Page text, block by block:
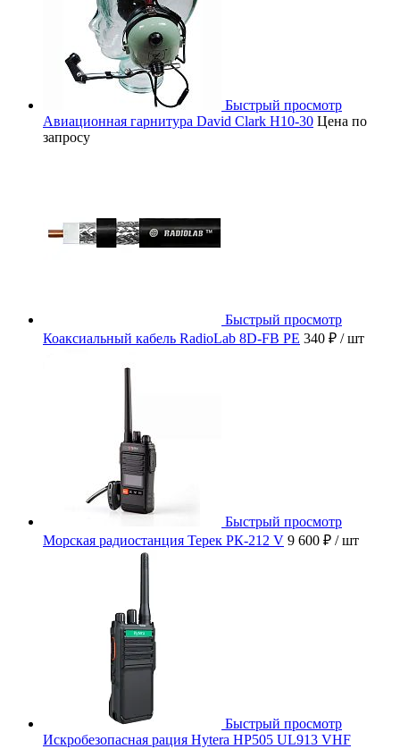
Быстрый просмотр
Авиационная гарнитура David Clark H10-30 Цена по
запросу
Быстрый просмотр
Коаксиальный кабель RadioLab 8D-FB PE 340 ₽ / шт
Быстрый просмотр
Морская радиостанция Терек РК-212 V 9 600 ₽ / шт
Быстрый просмотр
Искробезопасная рация Hytera HP505 UL913 VHF